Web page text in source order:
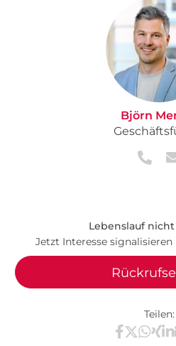
Björn
Lebenslauf nicht
Jetzt Interesse
Teilen:
Teilen via
TeilenTeilen